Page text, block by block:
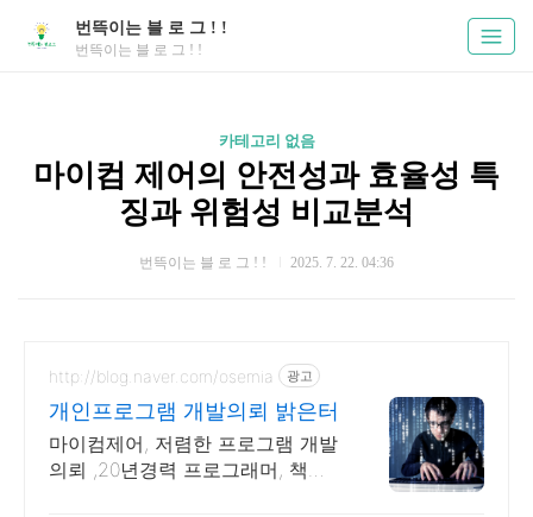
번뜩이는 블 로 그 ! !
번뜩이는 블 로 그 ! !
카테고리 없음
마이컴 제어의 안전성과 효율성 특
징과 위험성 비교분석
번뜩이는 블 로 그 ! ! 2025. 7. 22. 04:36
http://blog.naver.com/osemia 광고
개인프로그램 개발의뢰 밝은터
마이컴제어, 저렴한 프로그램 개발
의뢰 ,20년경력 프로그래머, 책임